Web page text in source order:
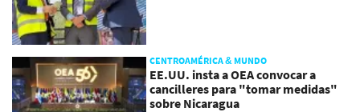
CENTROAMÉRICA & MUNDO
EE.UU. insta a OEA convocar a
cancilleres para "tomar medidas"
sobre Nicaragua